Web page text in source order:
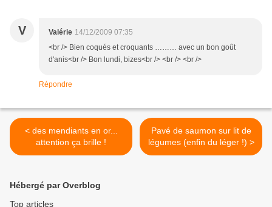
V Valérie 14/12/2009 07:35
<br /> Bien coqués et croquants ……… avec un bon goût
d'anis<br /> Bon lundi, bizes<br /> <br /> <br />
Répondre
< des mendiants en or...
attention ça brille !
Pavé de saumon sur lit de
légumes (enfin du léger !) >
Hébergé par Overblog
Top articles